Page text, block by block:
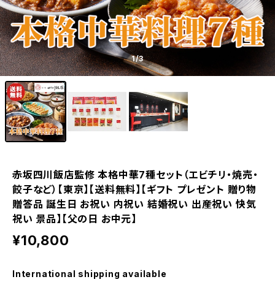
1/3
赤坂四川飯店監修 本格中華7種セット（エビチリ・焼売・
餃子など）【東京】【送料無料】【ギフト プレゼント 贈り物
贈答品 誕生日 お祝い 内祝い 結婚祝い 出産祝い 快気
祝い 景品】【父の日 お中元】
¥10,800
International shipping available